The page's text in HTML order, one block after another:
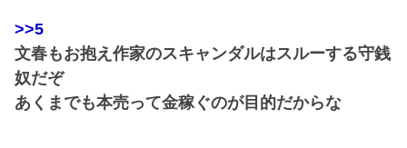
>>5
文春もお抱え作家のスキャンダルはスルーする守銭
奴だぞ
あくまでも本売って金稼ぐのが目的だからな